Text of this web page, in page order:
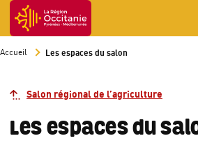
Accueil Région Occitanie / Pyrénées-
Accueil Les espaces du salon
Salon régional de l’agriculture
Les espaces du